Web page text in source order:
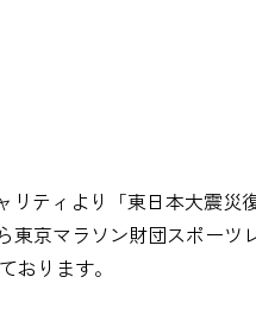
リティより「東日本大震
東京マラソン財団スポーツ
おります。